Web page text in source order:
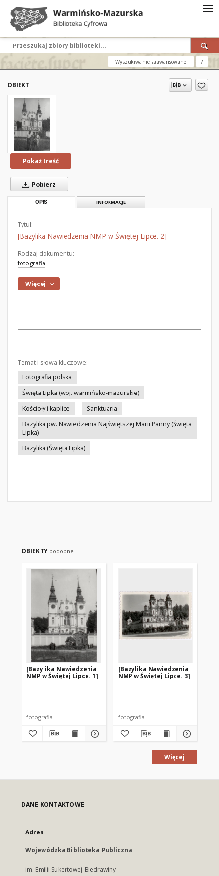
Wyszukiwanie zaawansowane ?
OBIEKT
Pokaż treść
Pobierz
OPIS INFORMACJE
Tytuł:
[Bazylika Nawiedzenia NMP w Świętej Lipce. 2]
Rodzaj dokumentu:
fotografia
Więcej
Temat i słowa kluczowe:
Fotografia polska
Święta Lipka (woj. warmińsko-mazurskie)
Kościoły i kaplice
Sanktuaria
Bazylika pw. Nawiedzenia Najświętszej Marii Panny (Święta
Lipka)
Bazylika (Święta Lipka)
OBIEKTY podobne
[Bazylika Nawiedzenia
NMP w Świętej Lipce. 1]
fotografia
[Bazylika Nawiedzenia
NMP w Świętej Lipce. 3]
fotografia
Więcej
DANE KONTAKTOWE
Adres
Wojewódzka Biblioteka Publiczna
im. Emilii Sukertowej-Biedrawiny